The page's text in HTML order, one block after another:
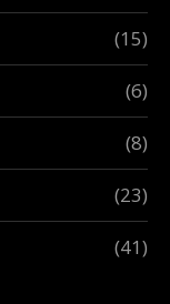
(15)
(6)
(8)
(23)
(41)